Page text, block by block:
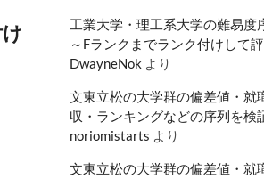
工業大学・理工系大学の難易度
～Fランクまでランク付けして評
DwayneNok より
文東立松の大学群の偏差値・就
収・ランキングなどの序列を検
noriomistarts より
文東立松の大学群の偏差値・就